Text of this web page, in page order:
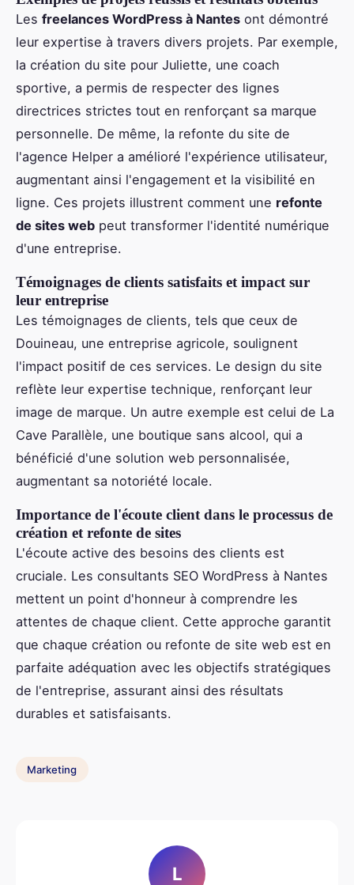
Les freelances WordPress à Nantes ont démontré
leur expertise à travers divers projets. Par exemple,
la création du site pour Juliette, une coach
sportive, a permis de respecter des lignes
directrices strictes tout en renforçant sa marque
personnelle. De même, la refonte du site de
l'agence Helper a amélioré l'expérience utilisateur,
augmentant ainsi l'engagement et la visibilité en
ligne. Ces projets illustrent comment une refonte
de sites web peut transformer l'identité numérique
d'une entreprise.
Témoignages de clients satisfaits et impact sur
leur entreprise
Les témoignages de clients, tels que ceux de
Douineau, une entreprise agricole, soulignent
l'impact positif de ces services. Le design du site
reflète leur expertise technique, renforçant leur
image de marque. Un autre exemple est celui de La
Cave Parallèle, une boutique sans alcool, qui a
bénéficié d'une solution web personnalisée,
augmentant sa notoriété locale.
Importance de l'écoute client dans le processus de
création et refonte de sites
L'écoute active des besoins des clients est
cruciale. Les consultants SEO WordPress à Nantes
mettent un point d'honneur à comprendre les
attentes de chaque client. Cette approche garantit
que chaque création ou refonte de site web est en
parfaite adéquation avec les objectifs stratégiques
de l'entreprise, assurant ainsi des résultats
durables et satisfaisants.
Marketing
L